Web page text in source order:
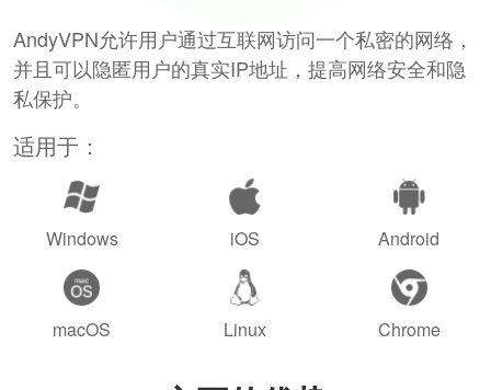
AndyVPN允许用户通过互联网访问一个私密的网络，
并且可以隐匿用户的真实IP地址，提高网络安全和隐
私保护。
适用于：
Windows iOS Android
macOS Linux Chrome